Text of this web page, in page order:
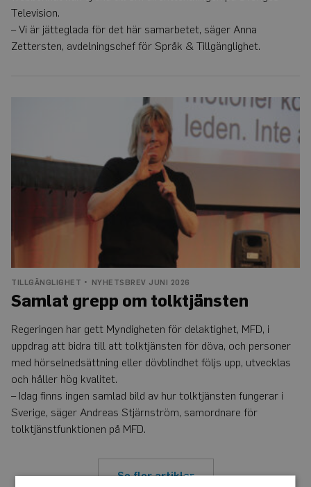
Television.
– Vi är jätteglada för det här samarbetet, säger Anna
Zettersten, avdelningschef för Språk & Tillgänglighet.
TILLGÄNGLIGHET NYHETSBREV JUNI 2026
Samlat grepp om tolktjänsten
Regeringen har gett Myndigheten för delaktighet, MFD, i
uppdrag att bidra till att tolktjänsten för döva, och personer
med hörselnedsättning eller dövblindhet följs upp, utvecklas
och håller hög kvalitet.
– Idag finns ingen samlad bild av hur tolktjänsten fungerar i
Sverige, säger Andreas Stjärnström, samordnare för
tolktjänstfunktionen på MFD.
Se fler artiklar